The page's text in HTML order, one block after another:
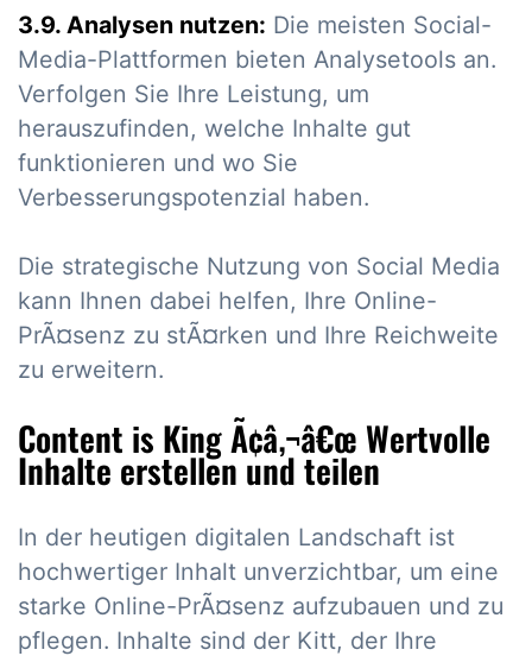
3.9. Analysen nutzen: Die meisten Social-
Media-Plattformen bieten Analysetools an.
Verfolgen Sie Ihre Leistung, um
herauszufinden, welche Inhalte gut
funktionieren und wo Sie
Verbesserungspotenzial haben.
Die strategische Nutzung von Social Media
kann Ihnen dabei helfen, Ihre Online-
PrÃ¤senz zu stÃ¤rken und Ihre Reichweite
zu erweitern.
Content is King Ã¢â‚¬â€œ Wertvolle
Inhalte erstellen und teilen
In der heutigen digitalen Landschaft ist
hochwertiger Inhalt unverzichtbar, um eine
starke Online-PrÃ¤senz aufzubauen und zu
pflegen. Inhalte sind der Kitt, der Ihre